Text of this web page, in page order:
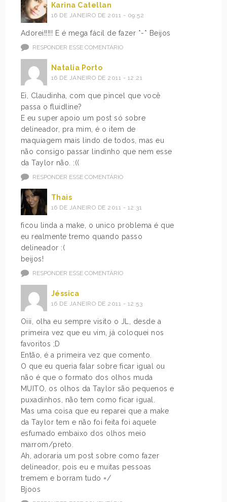
Karina Catellan
16 DE JANEIRO DE 2011 - 09:52
Adorei!!!!! E é mega fácil de fazer *-* Beijos
RESPONDER ESSE COMENTÁRIO
Natalia Porto
16 DE JANEIRO DE 2011 - 12:21
Ei, Claudinha, com que pincel que você
passa o fluidline?
E eu super apoio um post só sobre
delineador, pra mim, é o item de
maquiagem mais lindo de todos, mas eu
não consigo passar lindinho que nem esse
da Taylor não. :((
RESPONDER ESSE COMENTÁRIO
Thais
16 DE JANEIRO DE 2011 - 12:31
ficou linda a make, o unico problema é que
eu realmente tremo quando passo
delineador :(
beijos!
RESPONDER ESSE COMENTÁRIO
Jéssica
16 DE JANEIRO DE 2011 - 12:53
Oiii, olha eu sempre visito o JL, desde a
primeira vez que eu vim, já coloquei nos
favoritos ;D
Então, é a primeira vez que comento.
O que eu queria falar sobre ficar igual ou
não é que o formato dos olhos muda
MUITO, os olhos da Taylor são pequenos e
puxadinhos, não tem como ficar igual.
Mas uma coisa que eu reparei que a make
da Taylor tem e não foi feita foi aquele
esfumado embaixo dos olhos meio
marrom/preto.
Ah, adoraria um post sobre como fazer
delineador, pois eu e muitas pessoas
tremem e borram tudo =/
Bjoos